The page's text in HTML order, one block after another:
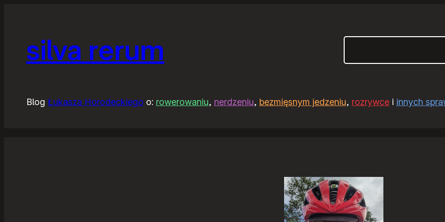
silva rerum
Blog Łukasza Horodeckiego o: rowerowaniu, nerdzeniu, bezmięsnym jedzeniu, rozrywcei innych